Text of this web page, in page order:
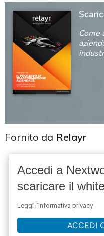
Come
Fornito da Relayr
Accedi a
scaricare il
Leggi l'informativa privacy
ACCEDI